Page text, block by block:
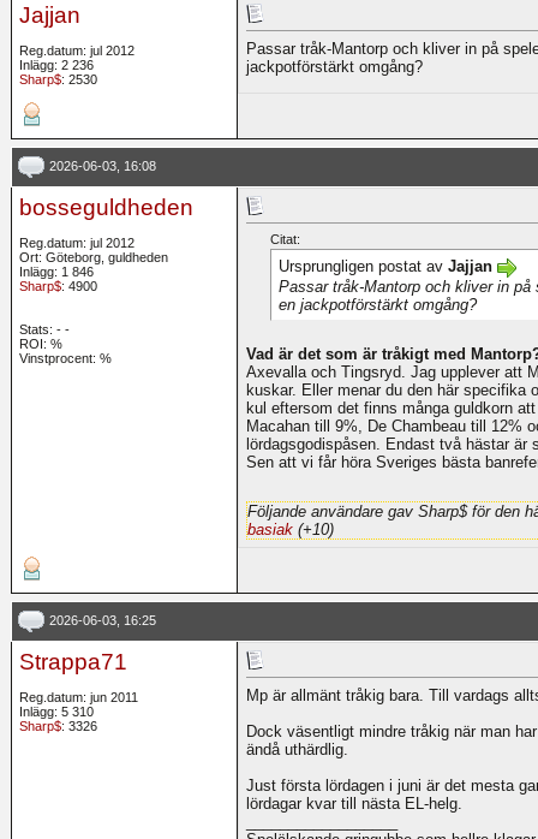
Jajjan
Reg.datum: jul 2012
Inlägg: 2 236
Sharp$: 2530
Passar tråk-Mantorp och kliver in på
jackpotförstärkt omgång?
2026-06-03, 16:08
bosseguldheden
Reg.datum: jul 2012
Ort: Göteborg, guldheden
Inlägg: 1 846
Sharp$: 4900
Stats: - -
ROI: %
Vinstprocent: %
Citat:
Ursprungligen postat av Jajjan
Passar tråk-Mantorp och kliver in
en jackpotförstärkt omgång?
Vad är det som är tråkigt med
Axevalla och Tingsryd. Jag upplever att
kuskar. Eller menar du den här specifika
kul eftersom det finns många guldkorn
Macahan till 9%, De Chambeau till 12%
lördagsgodispåsen. Endast två hästar
Sen att vi får höra Sveriges bästa
Följande användare gav Sharp$ för den
basiak (+10)
2026-06-03, 16:25
Strappa71
Reg.datum: jun 2011
Inlägg: 5 310
Sharp$: 3326
Mp är allmänt tråkig bara. Till vardags
Dock väsentligt mindre tråkig när man
ändå uthärdlig.
Just första lördagen i juni är det mesta
lördagar kvar till nästa EL-helg.